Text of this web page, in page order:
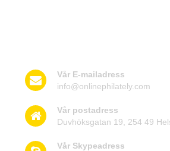
Vår E-mailadress
info@onlinephilately.com
Vår postadress
Duvhöksgatan 19, 254 49
Vår Skypeadress